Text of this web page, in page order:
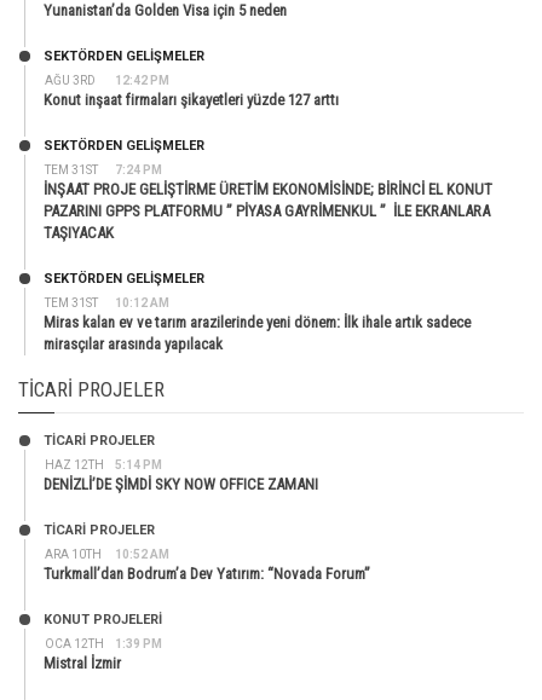
Yunanistan’da Golden Visa için 5 neden
AĞU 3RD 12:42 PM
SEKTÖRDEN GELIŞMELER
Konut inşaat firmaları şikayetleri yüzde 127 arttı
TEM 31ST 7:24 PM
SEKTÖRDEN GELIŞMELER
İNŞAAT PROJE GELİŞTİRME ÜRETİM EKONOMİSİNDE; BİRİNCİ EL KONUT
PAZARINI GPPS PLATFORMU ” PİYASA GAYRİMENKUL ” İLE EKRANLARA
TAŞIYACAK
TEM 31ST 10:12 AM
SEKTÖRDEN GELIŞMELER
Miras kalan ev ve tarım arazilerinde yeni dönem: İlk ihale artık sadece
mirasçılar arasında yapılacak
TICARI PROJELER
HAZ 12TH 5:14 PM
TİCARİ PROJELER
DENİZLİ’DE ŞİMDİ SKY NOW OFFICE ZAMANI
ARA 10TH 10:52 AM
TİCARİ PROJELER
Turkmall’dan Bodrum’a Dev Yatırım: “Novada Forum”
OCA 12TH 1:39 PM
KONUT PROJELERI
Mistral İzmir